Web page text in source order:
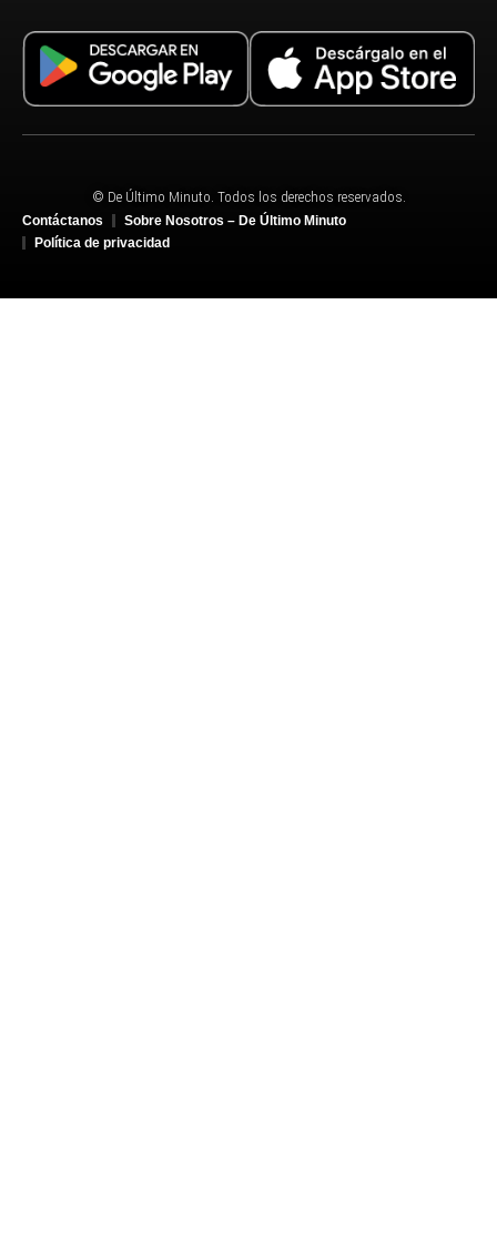
© De Último Minuto. Todos los derechos reservados.
Contáctanos
Sobre Nosotros – De Último Minuto
Política de privacidad